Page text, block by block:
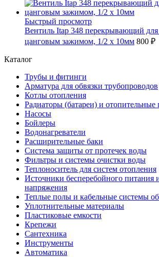
Быстрый просмотр
Вентиль Itap 348 перекрывающий для
цанговым зажимом, 1/2 x 10мм 800 ₽
Каталог
Трубы и фитинги
Арматура для обвязки трубопроводов
Котлы отопления
Радиаторы (батареи) и
Насосы
Бойлеры
Водонагреватели
Расширительные баки
Система защиты от протечек воды
Фильтры и системы очистки воды
Теплоноситель для систем отопления
Источники бесперебойного питания
напряжения
Теплые полы и кабельные системы
Уплотнительные материалы
Пластиковые емкости
Крепежи
Сантехника
Инструменты
Автоматика